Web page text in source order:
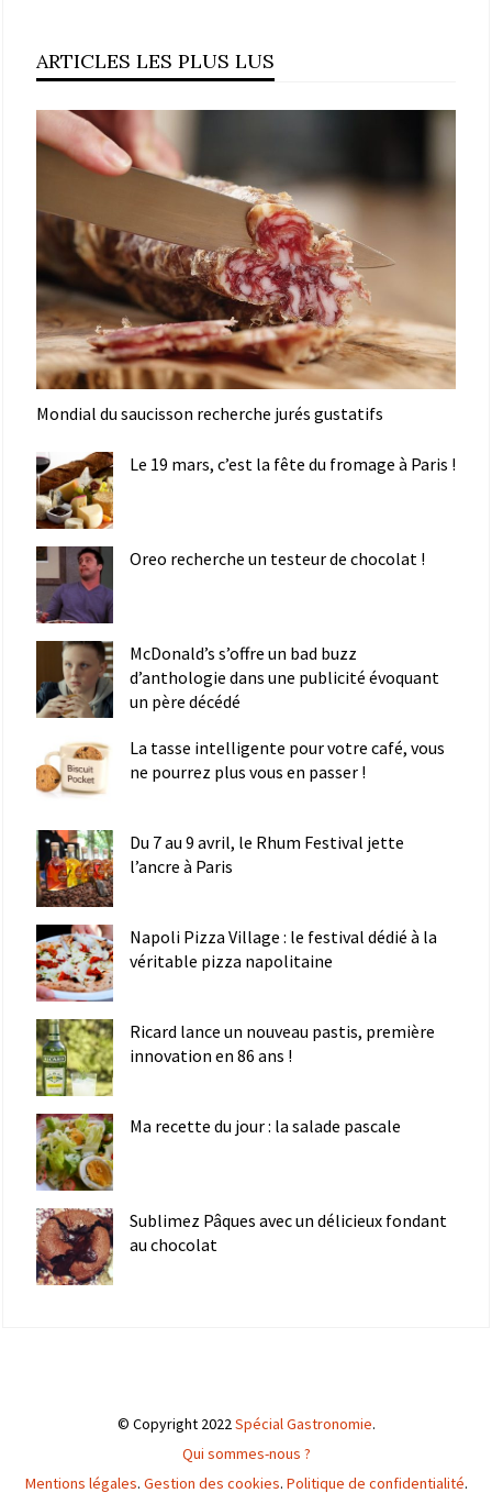
ARTICLES LES PLUS LUS
Mondial du saucisson recherche jurés gustatifs
Le 19 mars, c’est la fête du fromage à Paris !
Oreo recherche un testeur de chocolat !
McDonald’s s’offre un bad buzz
d’anthologie dans une publicité évoquant
un père décédé
La tasse intelligente pour votre café, vous
ne pourrez plus vous en passer !
Du 7 au 9 avril, le Rhum Festival jette
l’ancre à Paris
Napoli Pizza Village : le festival dédié à la
véritable pizza napolitaine
Ricard lance un nouveau pastis, première
innovation en 86 ans !
Ma recette du jour : la salade pascale
Sublimez Pâques avec un délicieux fondant
au chocolat
© Copyright 2022Spécial Gastronomie.
Qui sommes-nous ?
Mentions légales. Gestion des cookies. Politique de confidentialité.